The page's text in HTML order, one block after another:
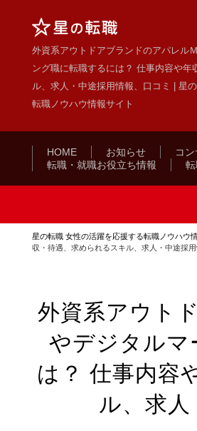
外資系アウトドアブランドのアパレル
ング職に転職するには？ 仕事内容や年
ル、求人・中途採用情報、口コミ | 星
転職ノウハウ情報サイト
HOME お知らせ コ
転職・就職お役立ち情報
星の転職 女性の活躍を応援する転職ノウハウ
収・待遇、求められるスキル、求人・中途採用
外資系アウト
やデジタルマ
は？ 仕事内容
ル、求人